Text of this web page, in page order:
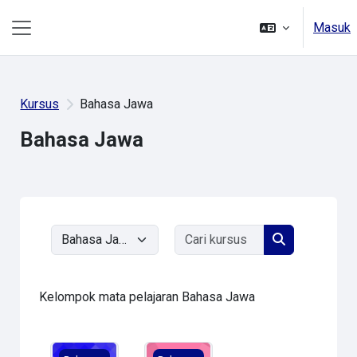
Masuk
Kursus Bahasa Jawa
Bahasa Jawa
Kategori kursus
Cari kursus
Cari kursus
Kelompok mata pelajaran Bahasa Jawa